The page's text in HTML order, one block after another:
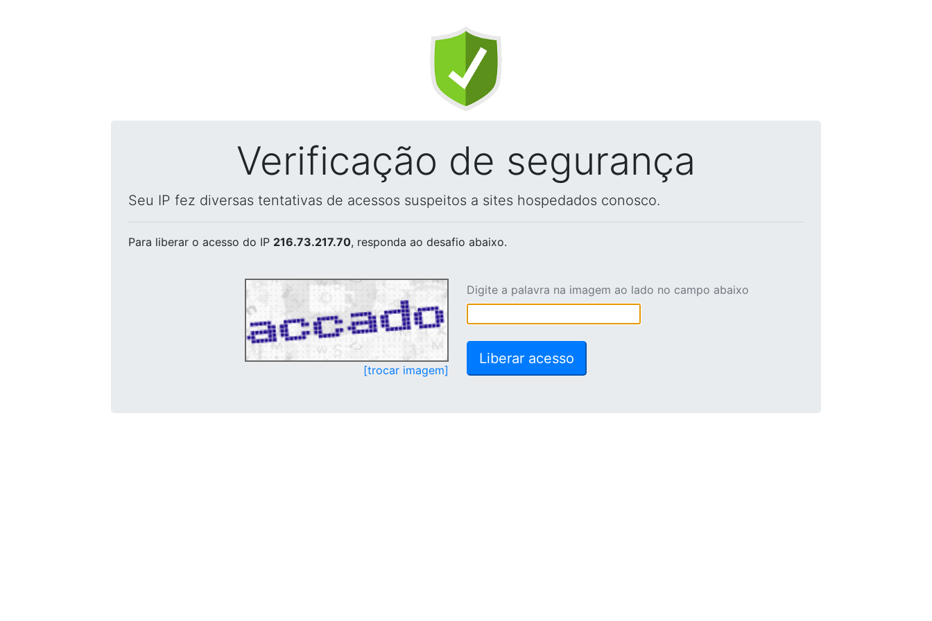
Verificação de segurança
Seu IP fez diversas tentativas de acessos suspeitos a sites hospedados conosco.
Para liberar o acesso do IP 216.73.217.70, responda ao desafio abaixo.
[trocar imagem]
Digite a palavra na imagem ao lado no campo abaixo